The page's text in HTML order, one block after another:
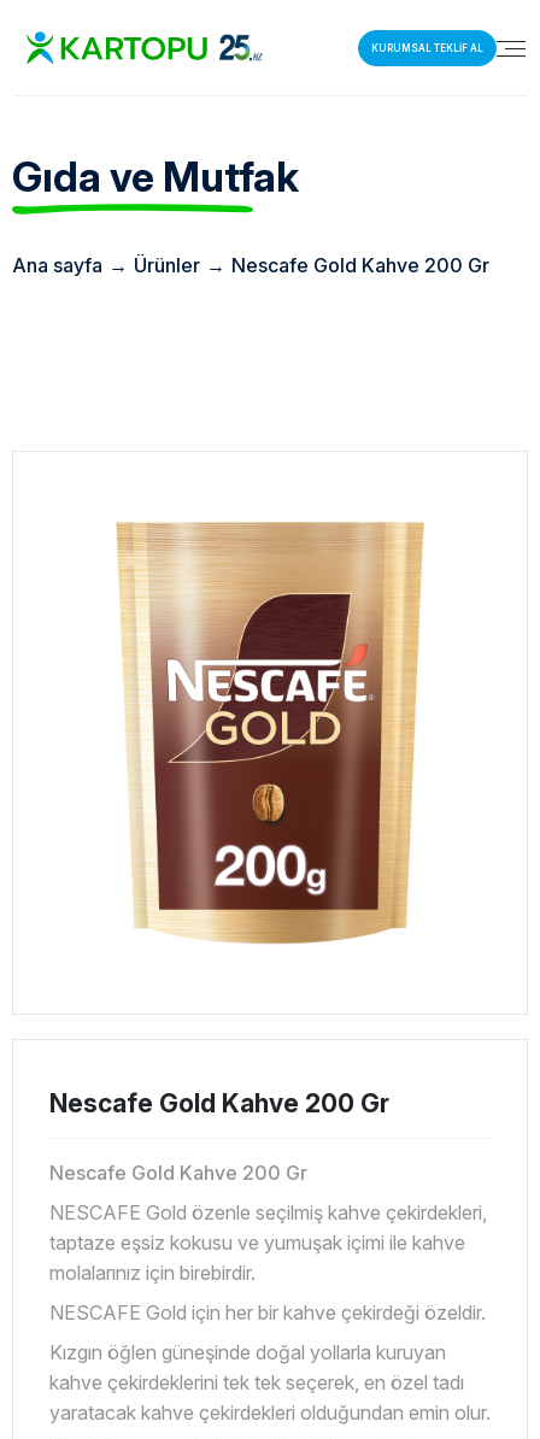
KURUMSAL TEKLİF AL
Gıda ve Mutfak
Ana sayfa → Ürünler → Nescafe Gold Kahve 200 Gr
Nescafe Gold Kahve 200 Gr
Nescafe Gold Kahve 200 Gr
NESCAFE Gold özenle seçilmiş kahve çekirdekleri,
taptaze eşsiz kokusu ve yumuşak içimi ile kahve
molalarınız için birebirdir.
NESCAFE Gold için her bir kahve çekirdeği özeldir.
Kızgın öğlen güneşinde doğal yollarla kuruyan
kahve çekirdeklerini tek tek seçerek, en özel tadı
yaratacak kahve çekirdekleri olduğundan emin olur.